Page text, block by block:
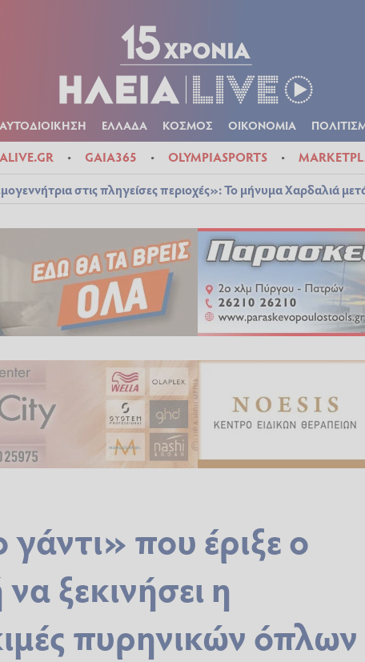
ΑΥΤΟΔΙΟΙΚΗΣΗ ΕΛΛΑΔΑ ΚΟΣΜΟΣ ΟΙΚΟΝΟΜΙΑ
GAIA365 OLYMPIASPORTS
στις πληγείσες περιοχές»: Το μήνυμα Χαρδαλιά
που έριξε ο
ξεκινήσει η
πυρηνικών όπλων